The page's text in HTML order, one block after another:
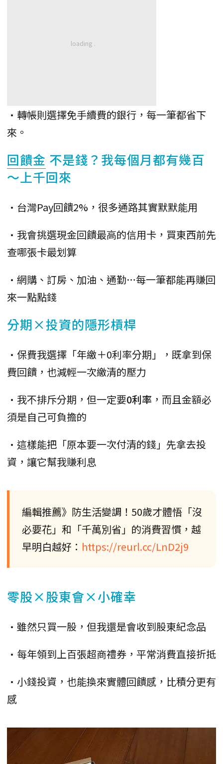
•轉帳則選擇免手續費的銀行，每一筆都省下
來。
回饋金 不是錢？我每個月都有幾百
～上千回來
•台灣Pay回饋2%，很多通路其實默默能用
•我會挑選現金回饋最高的信用卡，買東西前先
查哪張卡最划算
•網購、訂房、加油、通勤…每一筆都能再賺回
來一點點錢
分期×投資的隱形槓桿
•保費我選擇「年繳＋0利率分期」，既拿到保
費回饋，也減輕一次繳清的壓力
•我不排斥分期，但一定要0利率 ，而且金額必
須是自己可負擔的
•這樣能把「原本要一次付清的錢」先拿去投
資，讓它幫我賺利息
編輯推薦》防生活變調！50歲才體悟「沒
必要花」和「千萬別省」的消費習慣，越
早明白越好： https://reurl.cc/LnD2j9
零股×股東會×小確幸
•雖然只買一股，但我還是會收到股東紀念品
•每年領到上百張超商禮券，平常消費直接折抵
•小錢投資，也能換來實體回饋感，比積分更有
感